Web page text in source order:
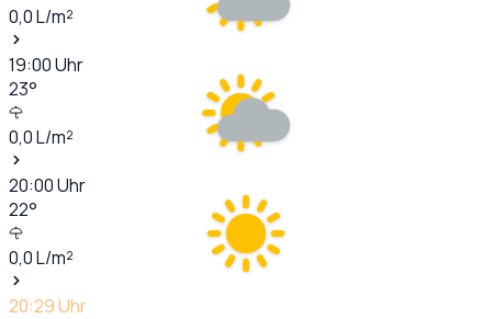
0,0L/m²
19:00Uhr
23°
0,0L/m²
20:00Uhr
22°
0,0L/m²
20:29Uhr